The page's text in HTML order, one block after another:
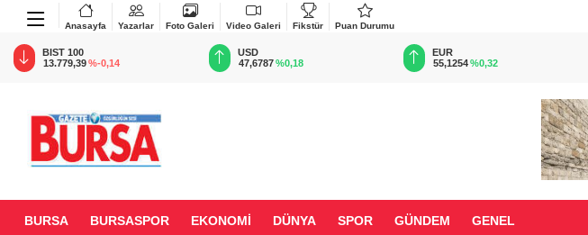
Anasayfa Yazarlar Foto Galeri Video Galeri Fikstür Puan Durumu
BIST 100
13.779,39%-0,14
USD
47,6787 %0,18
EUR
55,1254%0,32
BURSA BURSASPOR EKONOMİ DÜNYA SPOR GÜNDEM GENEL